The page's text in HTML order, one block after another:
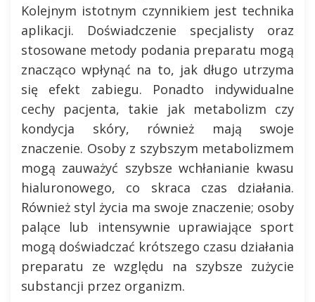
Kolejnym istotnym czynnikiem jest technika
aplikacji. Doświadczenie specjalisty oraz
stosowane metody podania preparatu mogą
znacząco wpłynąć na to, jak długo utrzyma
się efekt zabiegu. Ponadto indywidualne
cechy pacjenta, takie jak metabolizm czy
kondycja skóry, również mają swoje
znaczenie. Osoby z szybszym metabolizmem
mogą zauważyć szybsze wchłanianie kwasu
hialuronowego, co skraca czas działania.
Również styl życia ma swoje znaczenie; osoby
palące lub intensywnie uprawiające sport
mogą doświadczać krótszego czasu działania
preparatu ze względu na szybsze zużycie
substancji przez organizm.